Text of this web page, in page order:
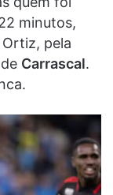
minutos,
pela
Carrascal.